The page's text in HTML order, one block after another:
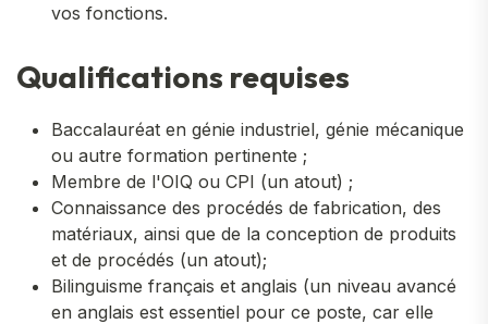
vos fonctions.
Qualifications requises
Baccalauréat en génie industriel, génie mécanique
ou autre formation pertinente ;
Membre de l'OIQ ou CPI (un atout) ;
Connaissance des procédés de fabrication, des
matériaux, ainsi que de la conception de produits
et de procédés (un atout);
Bilinguisme français et anglais (un niveau avancé
en anglais est essentiel pour ce poste, car elle